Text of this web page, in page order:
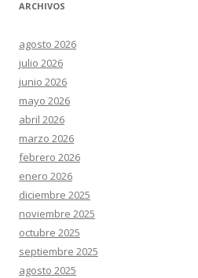
ARCHIVOS
agosto 2026
julio 2026
junio 2026
mayo 2026
abril 2026
marzo 2026
febrero 2026
enero 2026
diciembre 2025
noviembre 2025
octubre 2025
septiembre 2025
agosto 2025